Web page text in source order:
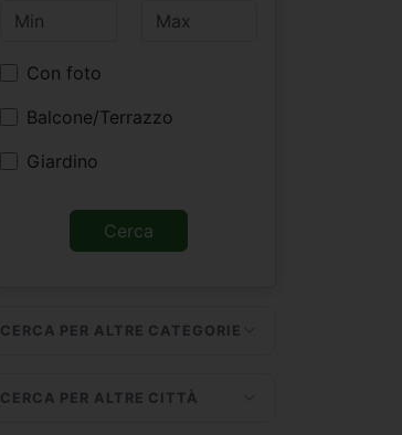
Con foto
Balcone/Terrazzo
Giardino
CERCA PER ALTRE CATEGORIE
CERCA PER ALTRE CITTÀ